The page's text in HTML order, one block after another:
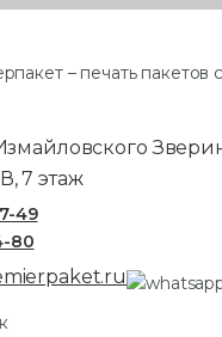
7 этаж
49
80